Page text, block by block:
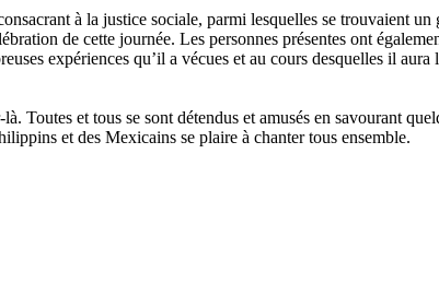
à la justice sociale, parmi lesquelles se trouvaient un
de cette journée. Les personnes présentes ont
expériences qu’il a vécues et au cours desquelles il
Toutes et tous se sont détendus et amusés en savourant
et des Mexicains se plaire à chanter tous ensemble.